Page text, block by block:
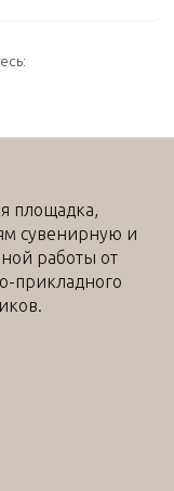
площадка,
сувенирную и
работы от
прикладного